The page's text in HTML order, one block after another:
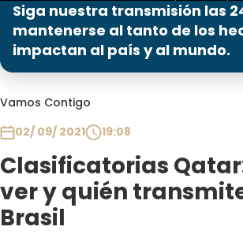
Siga nuestra transmisión las
mantenerse al tanto de los
impactan al país y al mundo.
Vamos Contigo
02/ 09/ 2021
19:08
Clasificatorias
ver y quién
Brasil
Programas
Club De La Comedia
Contigo en Directo
Plan Perfecto
El Tiempo
Sabingo
Todos Los Programas